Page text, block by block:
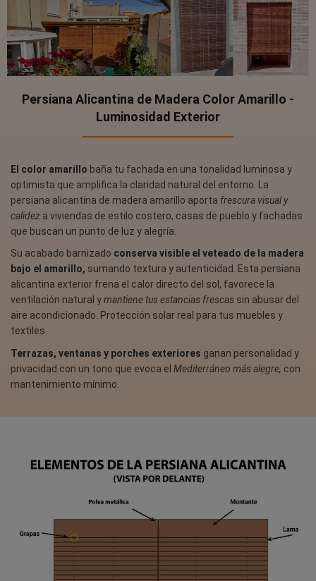
Persiana Alicantina de Madera Color Amarillo -
Luminosidad Exterior
El color amarillo baña tu fachada en una tonalidad luminosa y
optimista que amplifica la claridad natural del entorno. La
persiana alicantina de madera amarillo aporta frescura visual y
calidez a viviendas de estilo costero, casas de pueblo y fachadas
que buscan un punto de luz y alegría.
Su acabado barnizado conserva visible el veteado de la madera
bajo el amarillo, sumando textura y autenticidad. Esta persiana
alicantina exterior frena el calor directo del sol, favorece la
ventilación natural ymantiene tus estancias frescas sin abusar del
aire acondicionado. Protección solar real para tus muebles y
textiles.
Terrazas, ventanas y porches exteriores ganan personalidad y
privacidad con un tono que evoca el Mediterráneo más alegre, con
mantenimiento mínimo.